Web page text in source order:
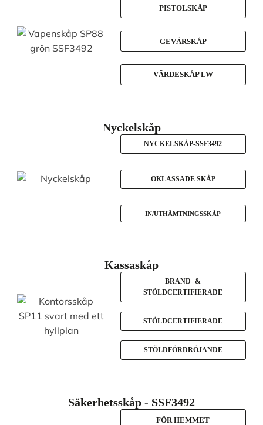
PISTOLSKÅP
GEVÄRSKÅP
VÄRDESKÅP LW
Nyckelskåp
NYCKELSKÅP-SSF3492
OKLASSADE SKÅP
IN/UTHÄMTNINGSSKÅP
Kassaskåp
BRAND- &
STÖLDCERTIFIERADE
STÖLDCERTIFIERADE
STÖLDFÖRDRÖJANDE
Säkerhetsskåp - SSF3492
FÖR HEMMET